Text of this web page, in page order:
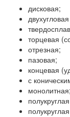
дисковая;
торцевая
отрезная;
пазовая;
концевая
с
монолитная;